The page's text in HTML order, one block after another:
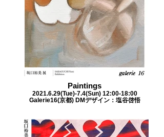
Paintings
2021.6.29(Tue)-7.4(Sun) 12:00-18:00
Galerie16(京都) DMデザイン：塩谷啓悟